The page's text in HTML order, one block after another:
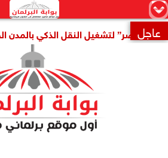
×


 عاجللتشغيل النقل الذكي بالمدن